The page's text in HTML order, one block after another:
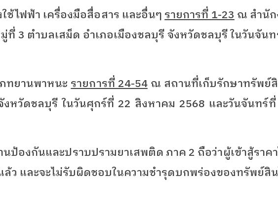
ฟ้า เครื่องมือสื่อสาร และอื่นๆรายการที่ 1-23ณ สำนัก
3 ตำบลเสม็ด อำเภอเมืองชลบุรี จังหวัดชลบุรี ในวันจัน
านพาหนะรายการที่ 24-54ณ สถานที่เก็บรักษาทรัพย์
งหวัดชลบุรี ในวันศุกร์ที่ 22 สิงหาคม 2568 และวันจันทร์
นป้องกันและปราบปรามยาเสพติด ภาค 2 ถือว่าผู้เข้าสู้รา
ว และจะไม่รับผิดชอบในความชำรุดบกพร่องของทรัพย์สิ